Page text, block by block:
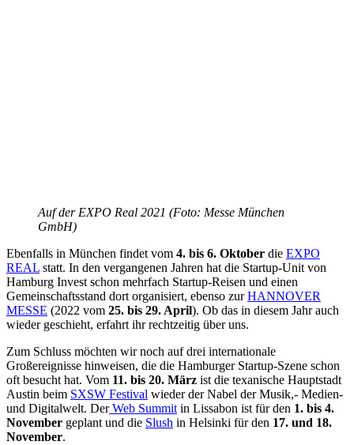
Auf der EXPO Real 2021 (Foto: Messe München
GmbH)
Ebenfalls in München findet vom 4. bis 6. Oktober die EXPO
REAL statt. In den vergangenen Jahren hat die Startup-Unit von
Hamburg Invest schon mehrfach Startup-Reisen und einen
Gemeinschaftsstand dort organisiert, ebenso zurHANNOVER
MESSE (2022 vom 25. bis 29. April). Ob das in diesem Jahr auch
wieder geschieht, erfahrt ihr rechtzeitig über uns.
Zum Schluss möchten wir noch auf drei internationale
Großereignisse hinweisen, die die Hamburger Startup-Szene schon
oft besucht hat. Vom 11. bis 20. März ist die texanische Hauptstadt
Austin beim SXSW Festival wieder der Nabel der Musik,- Medien-
und Digitalwelt. DerWeb Summit in Lissabon ist für den 1. bis 4.
November geplant und die Slush in Helsinki für den 17. und 18.
November.